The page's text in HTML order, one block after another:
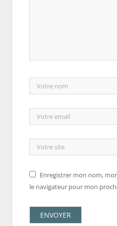
Enregistrer mon nom,
le navigateur pour mon